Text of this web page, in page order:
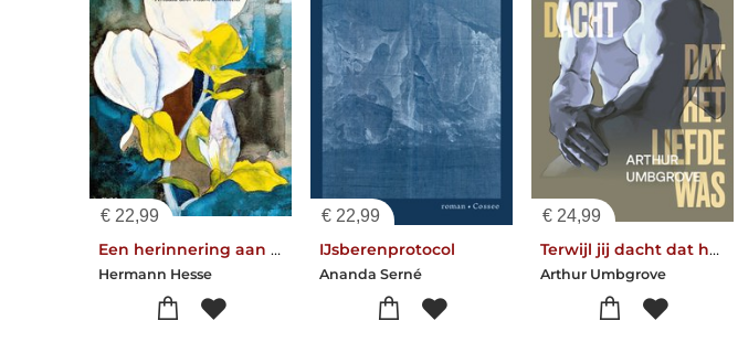
€22,99
Een herinnering aan Hans
Hermann Hesse
€22,99
IJsberenprotocol
Ananda Serné
€24,99
Terwijl jij dacht dat het liefde was
Arthur Umbgrove